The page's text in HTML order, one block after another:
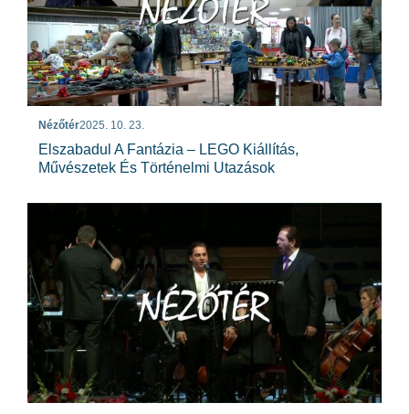
Nézőtér2025. 10. 23.
Elszabadul A Fantázia – LEGO Kiállítás,
Művészetek És Történelmi Utazások